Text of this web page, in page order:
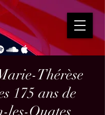
Thérèse
175 ans de
les-Ouates